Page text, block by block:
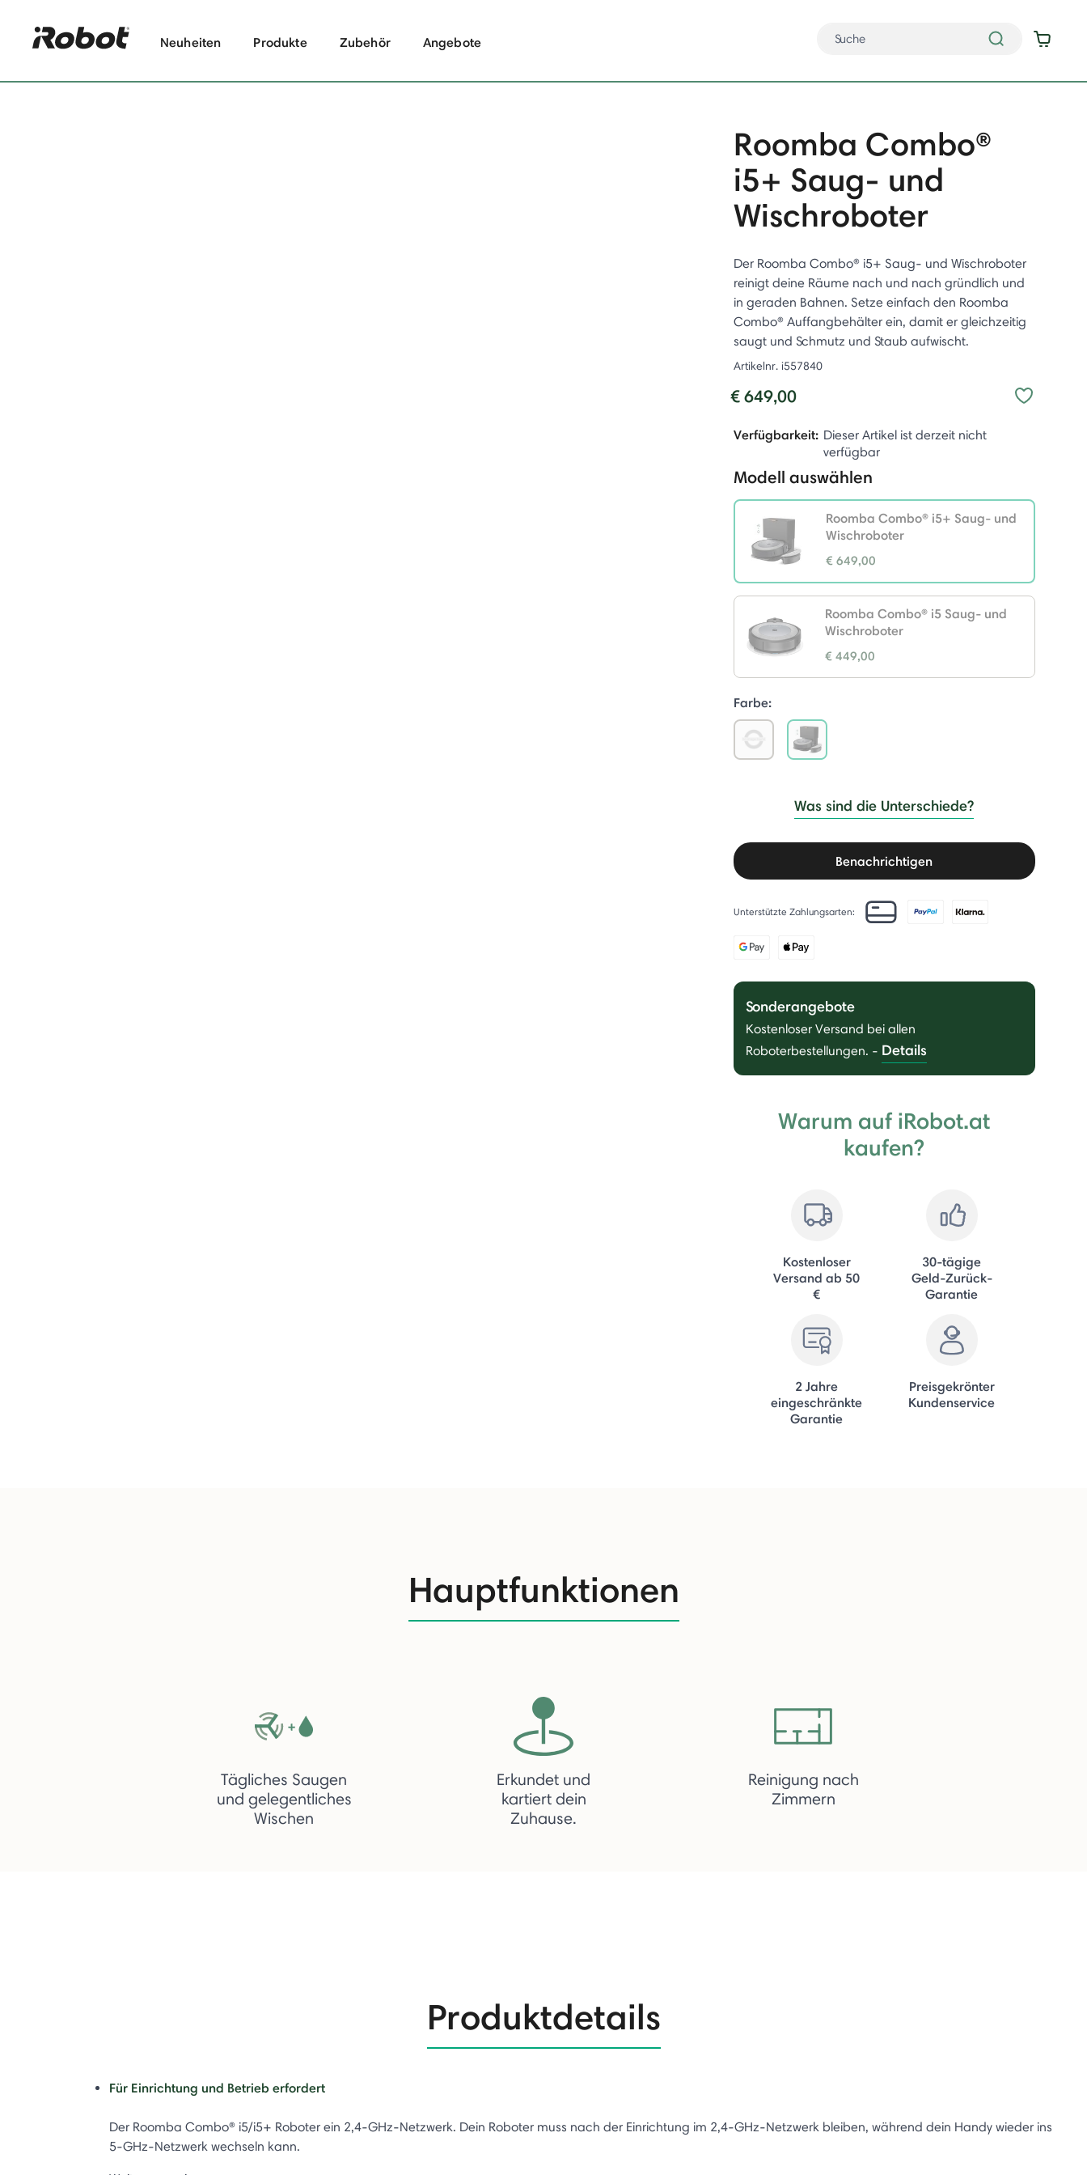
Neuheiten Produkte Zubehör Angebote
Roomba Combo®
i5+ Saug- und
Wischroboter
Der Roomba Combo® i5+ Saug- und Wischroboter
reinigt deine Räume nach und nach gründlich und
in geraden Bahnen. Setze einfach den Roomba
Combo® Auffangbehälter ein, damit er gleichzeitig
saugt und Schmutz und Staub aufwischt.
Artikelnr. i557840
€ 649,00
Verfügbarkeit: Dieser Artikel ist derzeit nicht
verfügbar
Modell auswählen
Roomba Combo® i5+ Saug- und
Wischroboter
€ 649,00
selected
Roomba Combo® i5 Saug- und
Wischroboter
€ 449,00
Farbe:
Was sind die Unterschiede?
Benachrichtigen
Unterstützte Zahlungsarten:
Sonderangebote
Kostenloser Versand bei allen
Roboterbestellungen. - Details
Warum auf iRobot.at
kaufen?
Kostenloser
Versand ab 50
€
30-tägige
Geld-Zurück-
Garantie
2 Jahre
eingeschränkte
Garantie
Preisgekrönter
Kundenservice
Hauptfunktionen
Tägliches Saugen
und gelegentliches
Wischen
Erkundet und
kartiert dein
Zuhause.
Reinigung nach
Zimmern
Produktdetails
Für Einrichtung und Betrieb erfordert
Der Roomba Combo® i5/i5+ Roboter ein 2,4-GHz-Netzwerk. Dein Roboter muss nach der Einrichtung im 2,4-GHz-Netzwerk bleiben, während dein Handy wieder ins
5-GHz-Netzwerk wechseln kann.